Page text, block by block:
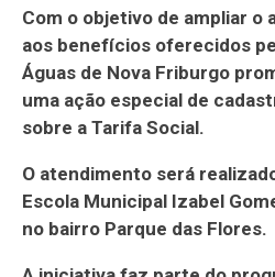
Com o objetivo de ampliar o
aos benefícios oferecidos
Águas de Nova Friburgo
uma ação especial de
sobre a Tarifa Social.
O atendimento será
Escola Municipal Izabel
no bairro Parque das Flores.